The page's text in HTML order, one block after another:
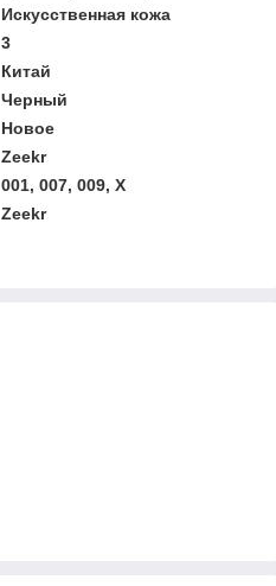
Искусственная кожа
3
Китай
Черный
Новое
Zeekr
001, 007, 009, X
Zeekr